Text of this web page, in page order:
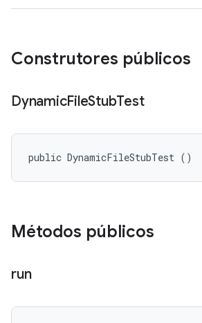
Construtores públicos
DynamicFileStubTest
public DynamicFileStubTest ()
Métodos públicos
run